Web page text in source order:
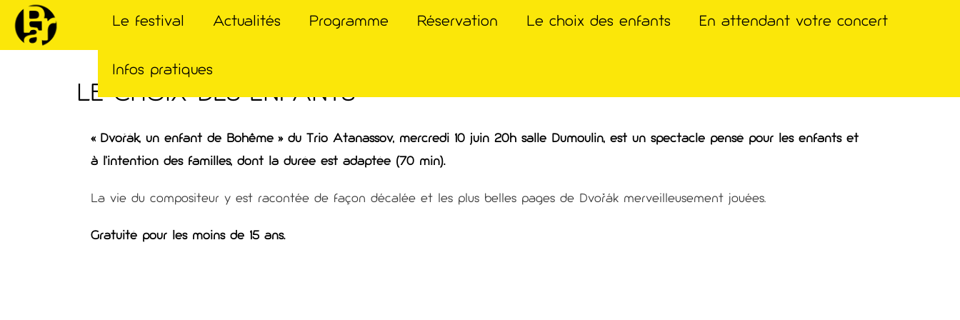
Le festival Actualités Programme Réservation Le choix des enfants En attendant votre concert
Infos pratiques
LE CHOIX DES ENFANTS
« Dvořák, un enfant de Bohême » du Trio Atanassov, mercredi 10 juin 20h salle Dumoulin, est un spectacle pensé pour les enfants et
à l’intention des familles, dont la durée est adaptée (70 min).
La vie du compositeur y est racontée de façon décalée et les plus belles pages de Dvořák merveilleusement jouées.
Gratuité pour les moins de 15 ans.